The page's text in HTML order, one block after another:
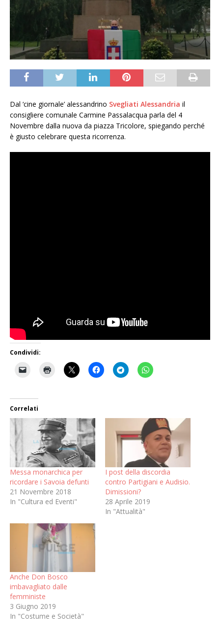
Dal ‘cine giornale’ alessandrino Svegliati Alessandria il
consigliere comunale Carmine Passalacqua parla del 4
Novembre dalla nuova da piazza Tricolore, spiegando perché
è giusto celebrare questa ricorrenza.
Condividi:
Correlati
Messa monarchica per
ricordare i Savoia defunti
21 Novembre 2018
In "Cultura ed Eventi"
I post della discordia
contro Partigiani e Audisio.
Dimissioni?
28 Aprile 2019
In "Attualità"
Anche Don Bosco
imbavagliato dalle
femministe
3 Giugno 2019
In "Costume e Società"